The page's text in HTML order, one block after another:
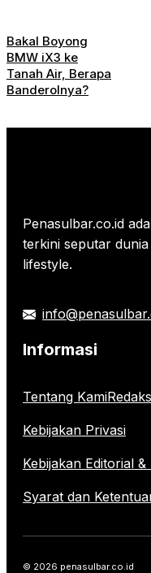
Bakal Boyong
BMW iX3 ke
Tanah Air, Berapa
Banderolnya?
Penasulbar.co.id
terkini seputar
lifestyle.
Informasi
Tentang Kami
Kebijakan Privasi
Kebijakan Editorial
Syarat dan
© 2026 penasulbar.co.id